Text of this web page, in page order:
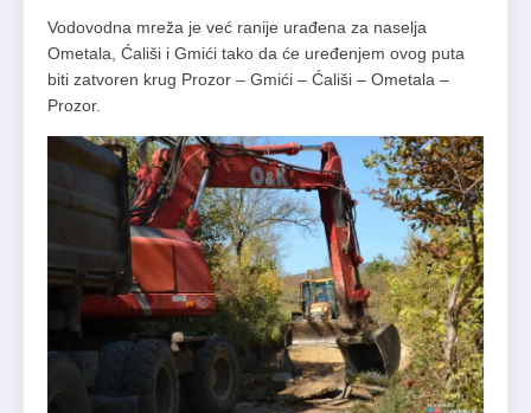
Vodovodna mreža je već ranije urađena za naselja
Ometala, Ćališi i Gmići tako da će uređenjem ovog puta
biti zatvoren krug Prozor – Gmići – Ćališi – Ometala –
Prozor.